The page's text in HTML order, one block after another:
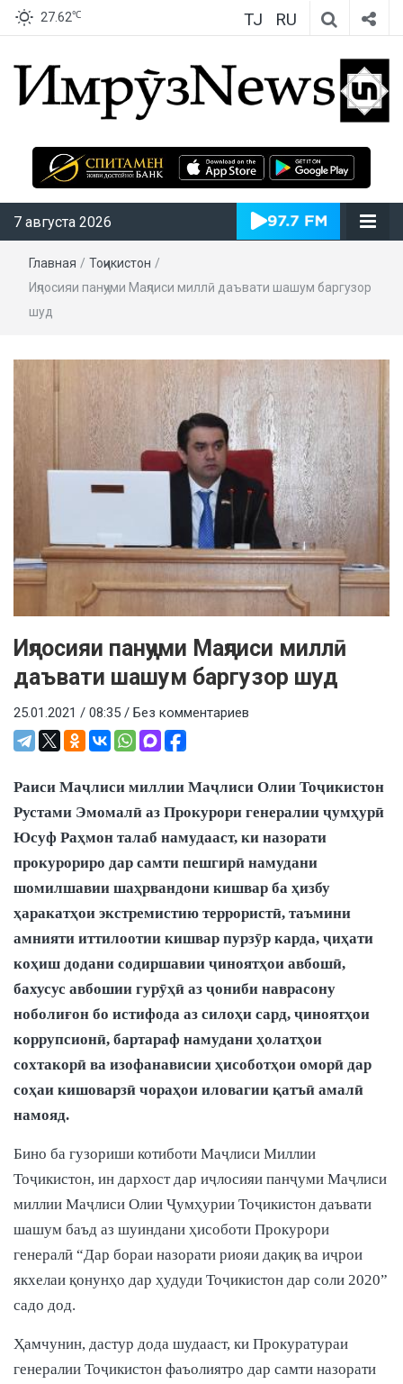
27.62℃ TJ RU
ИмрӯзNews
7 августа 2026
Главная / Тоҷикистон /
Иҷлосияи панҷуми Маҷлиси миллӣ даъвати шашум баргузор
шуд
Иҷлосияи панҷуми Маҷлиси миллӣ
даъвати шашум баргузор шуд
25.01.2021 / 08:35 / Без комментариев
Раиси Маҷлиси миллии Маҷлиси Олии Тоҷикистон
Рустами Эмомалӣ аз Прокурори генералии ҷумҳурӣ
Юсуф Раҳмон талаб намудааст, ки назорати
прокурориро дар самти пешгирӣ намудани
шомилшавии шаҳрвандони кишвар ба ҳизбу
ҳаракатҳои экстремистию террористӣ, таъмини
амнияти иттилоотии кишвар пурзӯр карда, ҷиҳати
коҳиш додани содиршавии ҷиноятҳои авбошӣ,
бахусус авбошии гурӯҳӣ аз ҷониби наврасону
ноболиғон бо истифода аз силоҳи сард, ҷиноятҳои
коррупсионӣ, бартараф намудани ҳолатҳои
сохтакорӣ ва изофанависии ҳисоботҳои оморӣ дар
соҳаи кишоварзӣ чораҳои иловагии қатъӣ амалӣ
намояд.
Бино ба гузориши котиботи Маҷлиси Миллии
Тоҷикистон, ин дархост дар иҷлосияи панҷуми Маҷлиси
миллии Маҷлиси Олии Ҷумҳурии Тоҷикистон даъвати
шашум баъд аз шуиндани ҳисоботи Прокурори
генералӣ “Дар бораи назорати риояи дақиқ ва иҷрои
якхелаи қонунҳо дар ҳудуди Тоҷикистон дар соли 2020”
садо дод.
Ҳамчунин, дастур дода шудааст, ки Прокуратураи
генералии Тоҷикистон фаъолиятро дар самти назорати